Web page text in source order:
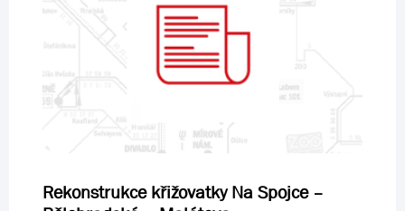
Rekonstrukce křižovatky Na Spojce –